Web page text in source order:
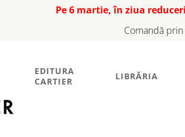
Pe 6 martie, în ziua
Comandă
EDITURA
CARTIER
LIBRĂRIA